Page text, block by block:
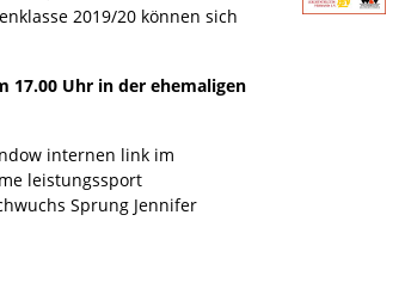
2019/20 können sich
17.00 Uhr in der ehemaligen
internen link im
leistungssport
Sprung Jennifer